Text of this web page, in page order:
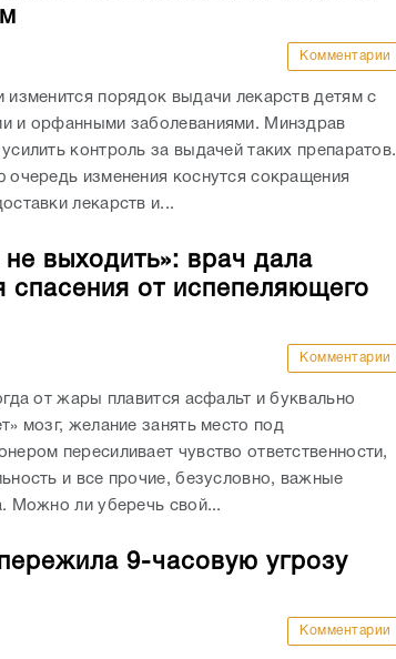
Комментарии
изменится порядок выдачи лекарств детям с
и орфанными заболеваниями. Минздрав
контроль за выдачей таких препаратов.
очередь изменения коснутся сокращения
лекарств и...
выходить»: врач дала
спасения от испепеляющего
Комментарии
от жары плавится асфальт и буквально
мозг, желание занять место под
пересиливает чувство ответственности,
и все прочие, безусловно, важные
Можно ли уберечь свой...
9-часовую угрозу
Комментарии